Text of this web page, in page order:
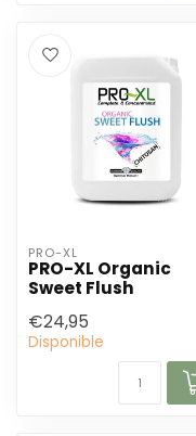
PRO-XL
PRO-XL Organic
Sweet Flush
€24,95
Disponible